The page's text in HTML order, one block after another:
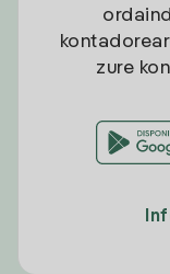
zure